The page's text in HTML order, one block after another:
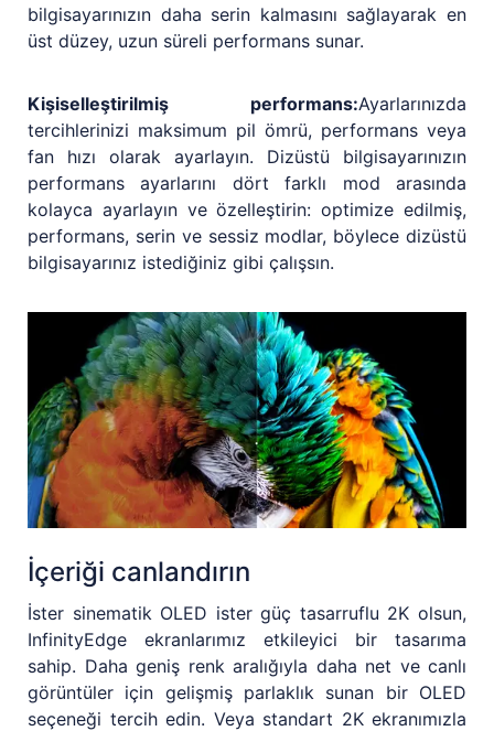
bilgisayarınızın daha serin kalmasını sağlayarak en
üst düzey, uzun süreli performans sunar.
Kişiselleştirilmiş performans:Ayarlarınızda
tercihlerinizi maksimum pil ömrü, performans veya
fan hızı olarak ayarlayın. Dizüstü bilgisayarınızın
performans ayarlarını dört farklı mod arasında
kolayca ayarlayın ve özelleştirin: optimize edilmiş,
performans, serin ve sessiz modlar, böylece dizüstü
bilgisayarınız istediğiniz gibi çalışsın.
İçeriği canlandırın
İster sinematik OLED ister güç tasarruflu 2K olsun,
InfinityEdge ekranlarımız etkileyici bir tasarıma
sahip. Daha geniş renk aralığıyla daha net ve canlı
görüntüler için gelişmiş parlaklık sunan bir OLED
seçeneği tercih edin. Veya standart 2K ekranımızla